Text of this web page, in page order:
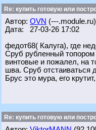
Re: купить готовую или
Автор: OVN (---.module.ru)
Дата: 27-03-26 17:02
федот68( Калуга), где
Сруб рубленный
винтовые и пожалел, на
шва. Сруб отстаиваться
Брус это мура, его
Re: купить готовую или